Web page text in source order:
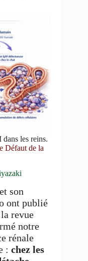
les reins.
Défaut de la
son
ont publié
revue
notre
rénale
: chez les